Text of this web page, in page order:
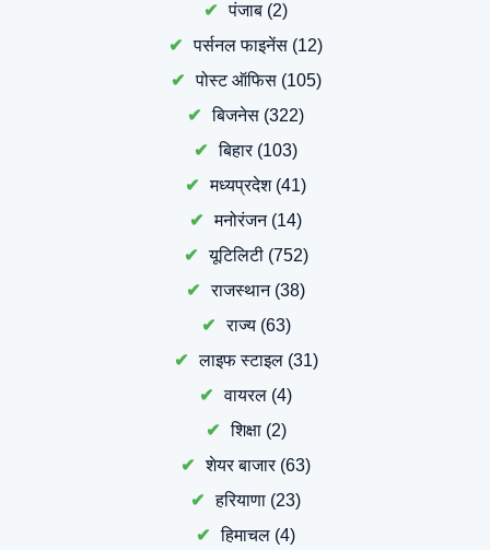
पंजाब (2)
पर्सनल फाइनेंस (12)
पोस्ट ऑफिस(105)
बिजनेस (322)
बिहार(103)
मध्यप्रदेश(41)
मनोरंजन(14)
यूटिलिटी(752)
राजस्थान(38)
राज्य(63)
लाइफ स्टाइल(31)
वायरल (4)
शिक्षा(2)
शेयर बाजार(63)
हरियाणा (23)
हिमाचल (4)